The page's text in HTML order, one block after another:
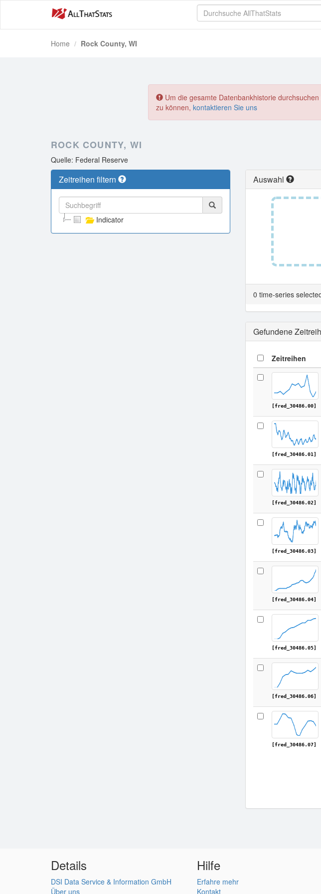
Home Rock County, WI
Um die gesamte Datenbankhistorie
zu können, kontaktieren Sie uns
ROCK COUNTY, WI
Quelle: Federal Reserve
Zeitreihen filtern
Indicator
Auswahl
0 time-series
Gefundene
Zeitreihen
[fred_30486.00]
[fred_30486.01]
[fred_30486.02]
[fred_30486.03]
[fred_30486.04]
[fred_30486.05]
[fred_30486.06]
[fred_30486.07]
Details
DSI Data Service & Information GmbH
Über uns
Hilfe
Erfahre mehr
Kontakt